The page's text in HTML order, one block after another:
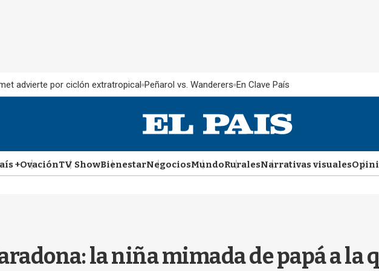
advierte por ciclón extratropical Peñarol vs. Wanderers En Clave País
+OvaciónTV ShowBienestarNegociosMundoRuralesNarrativas visuales
la niña mimada de papá a la